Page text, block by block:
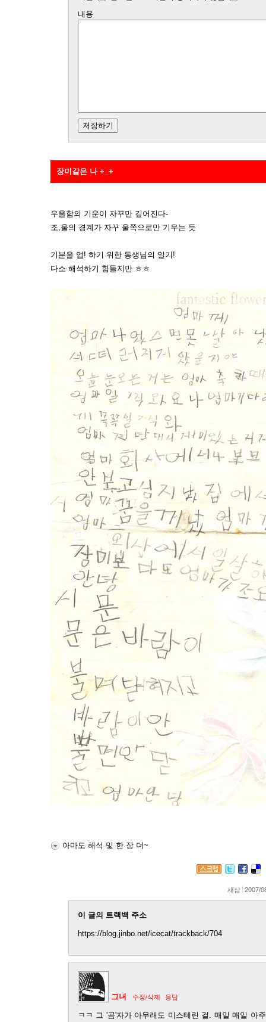
내용
장미같은 나 +_+
우울함의 기운이 자꾸만 깊어진다-
조,울의 경계가 자꾸 울쪽으로만 기우는 듯
기분을 업! 하기 위한 동생님의 일기!
다소 해석하기 힘들지만 ㅎㅎ
아마도 해석 및 한 장 더~
새삼 2007/
이 글의 트랙백 주소
https://blog.jinbo.net/icecat/trackback/704
그녀 수정/삭제 응답
ㅋㅋ 그 '곰'자가 아무래도 미스테린 걸. 매일 매일 아